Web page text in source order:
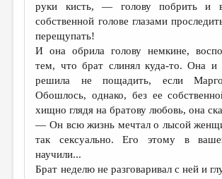
ТРЕДИАКОВСКИЙ
МЕДИА
ВКОНТАКТЕ
руки кисть, — голову побрить и
собственной голове глазами
перещупать!
И она обрила голову немкине,
тем, что брат слинял куда-то. Она и
решила не пощадить, если
Обошлось, однако, без ее
хищно глядя на братову любовь, она
— Он всю жизнь мечтал о лысой
так сексуально. Его этому в
научили...
Брат неделю не разговаривал с ней и